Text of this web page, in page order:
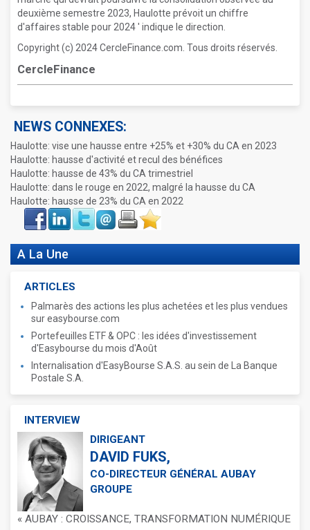
deuxième semestre 2023, Haulotte prévoit un chiffre
d'affaires stable pour 2024 ' indique le direction.
Copyright (c) 2024 CercleFinance.com. Tous droits réservés.
CercleFinance
NEWS CONNEXES:
Haulotte: vise une hausse entre +25% et +30% du CA en 2023
Haulotte: hausse d'activité et recul des bénéfices
Haulotte: hausse de 43% du CA trimestriel
Haulotte: dans le rouge en 2022, malgré la hausse du CA
Haulotte: hausse de 23% du CA en 2022
Face
book
LinkIn Twitter Envoyer ImprimerFavoris
A La Une
ARTICLES
Palmarès des actions les plus achetées et les plus vendues
sur easybourse.com
Portefeuilles ETF & OPC : les idées d'investissement
d'Easybourse du mois d'Août
Internalisation d'EasyBourse S.A.S. au sein de La Banque
Postale S.A.
INTERVIEW
DIRIGEANT
DAVID FUKS,
CO-DIRECTEUR GÉNÉRAL AUBAY
GROUPE
« AUBAY : CROISSANCE, TRANSFORMATION NUMÉRIQUE